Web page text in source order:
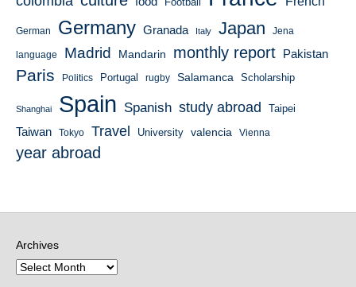
German Germany Granada Italy Japan Jena
language Madrid Mandarin monthly report Pakistan
Paris Politics Portugal rugby Salamanca Scholarship
Shanghai Spain Spanish study abroad Taipei
Taiwan Tokyo Travel University valencia Vienna
year abroad
Archives